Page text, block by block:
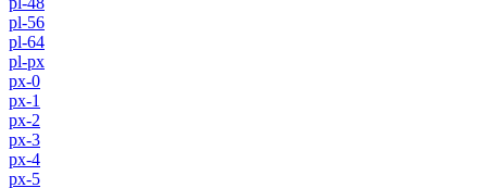
pl-56
pl-64
pl-px
px-0
px-1
px-2
px-3
px-4
px-5